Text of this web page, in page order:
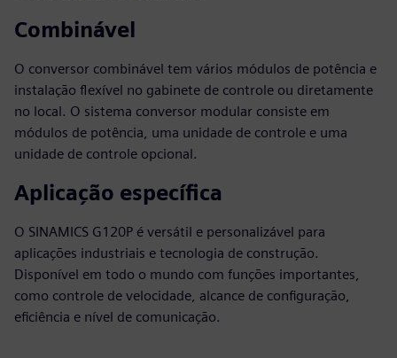
Combinável
O conversor combinável tem vários módulos de potência e
instalação flexível no gabinete de controle ou diretamente
no local. O sistema conversor modular consiste em
módulos de potência, uma unidade de controle e uma
unidade de controle opcional.
Aplicação específica
O SINAMICS G120P é versátil e personalizável para
aplicações industriais e tecnologia de construção.
Disponível em todo o mundo com funções importantes,
como controle de velocidade, alcance de configuração,
eficiência e nível de comunicação.